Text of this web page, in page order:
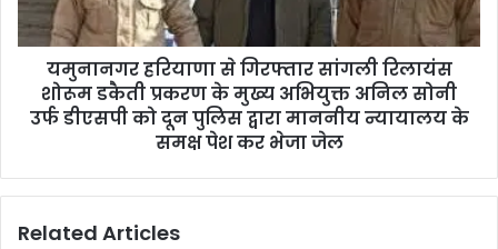
यमुनानगर हरियाणा से गिरफ्तार सांगली रिलायंस
शोरूम डकैती प्रकरण के मुख्य अभियुक्त अनिल सोनी
उर्फ डीएसपी को दून पुलिस द्वारा माननीय न्यायालय के
समक्ष पेश कर भेजा जेल
Related Articles